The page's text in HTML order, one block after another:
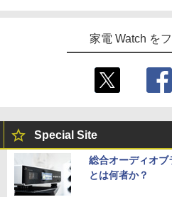
家電 Watch を
Special Site
総合オーディオ
とは何者か？